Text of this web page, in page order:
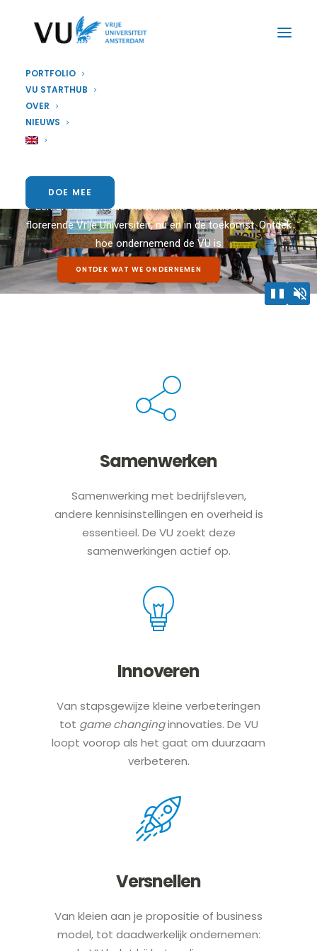
PORTFOLIO
VU STARTHUB
OVER
NIEUWS
DOE MEE
Entrepreneurship
Een ondernemende mentaliteit is essentieel voor een
florerende Vrije Universiteit, nu en in de toekomst. Ontdek
hoe ondernemend de VU is
ONTDEK WAT WE ONDERNEMEN
Samenwerken
Samenwerking met bedrijfsleven,
andere kennisinstellingen en overheid is
essentieel. De VU zoekt deze
samenwerkingen actief op.
Innoveren
Van stapsgewijze kleine verbeteringen
tot game changinginnovaties. De VU
loopt voorop als het gaat om duurzaam
verbeteren.
Versnellen
Van kleien aan je propositie of business
model, tot daadwerkelijk ondernemen: